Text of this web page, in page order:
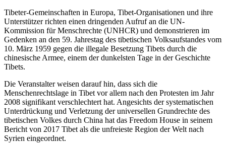
Tibeter-Gemeinschaften in Europa, Tibet-Organisationen und ihre
Unterstützer richten einen dringenden Aufruf an die UN-
Kommission für Menschrechte (UNHCR) und demonstrieren im
Gedenken an den 59. Jahrestag des tibetischen Volksaufstandes vom
10. März 1959 gegen die illegale Besetzung Tibets durch die
chinesische Armee, einem der dunkelsten Tage in der Geschichte
Tibets.
Die Veranstalter weisen darauf hin, dass sich die
Menschenrechtslage in Tibet vor allem nach den Protesten im Jahr
2008 signifikant verschlechtert hat. Angesichts der systematischen
Unterdrückung und Verletzung der universellen Grundrechte des
tibetischen Volkes durch China hat das Freedom House in seinem
Bericht von 2017 Tibet als die unfreieste Region der Welt nach
Syrien eingeordnet.